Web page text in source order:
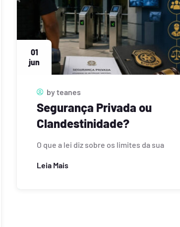
teanes
Visita Técnica da ABSEG
na Linha 7 reforça a
importância da troca entre
segurança